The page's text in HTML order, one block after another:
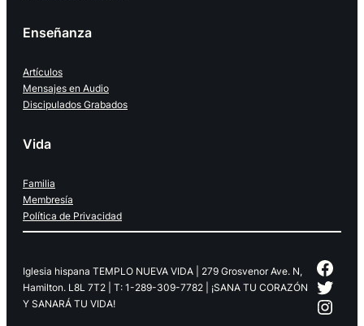
Enseñanza
Artículos
Mensajes en Audio
Discipulados Grabados
Vida
Familia
Membresía
Política de Privacidad
Iglesia hispana TEMPLO NUEVA VIDA | 279 Grosvenor Ave. N,
Hamilton. L8L 7T2 | T: 1-289-309-7782 | ¡SANA TU CORAZÓN
Y SANARÁ TU VIDA!